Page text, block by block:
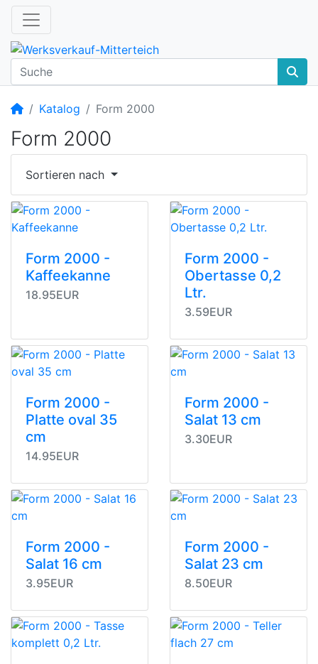
Startseite
Katalog Form 2000
Form 2000
Sortieren nach
Form 2000 -
Kaffeekanne
18.95EUR
Form 2000 -
Obertasse 0,2
Ltr.
3.59EUR
Form 2000 -
Platte oval 35
cm
14.95EUR
Form 2000 -
Salat 13 cm
3.30EUR
Form 2000 -
Salat 16 cm
3.95EUR
Form 2000 -
Salat 23 cm
8.50EUR